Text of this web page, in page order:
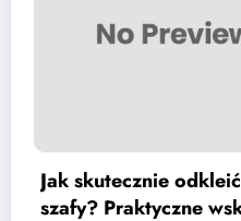
lustro od mebli czy
wskazówki